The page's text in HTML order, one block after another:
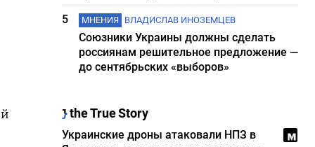
5
МНЕНИЯ ВЛАДИСЛАВ ИНОЗЕМЦЕВ
Союзники Украины должны сделать
россиянам решительное предложение —
до сентябрьских «выборов»